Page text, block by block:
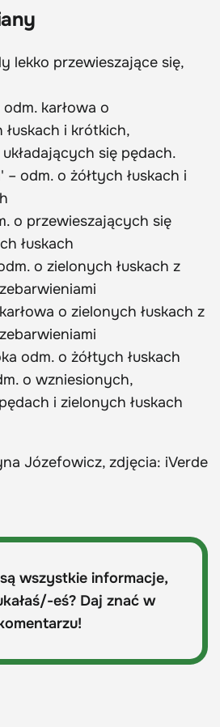
lekko przewieszające się,
karłowa o
łuskach i krótkich,
się pędach.
– odm. o żółtych łuskach i
o przewieszających się
łuskach
o zielonych łuskach z
o zielonych łuskach z
odm. o żółtych łuskach
o wzniesionych,
i zielonych łuskach
Józefowicz, zdjęcia: iVerde
wszystkie informacje,
eś? Daj znać w